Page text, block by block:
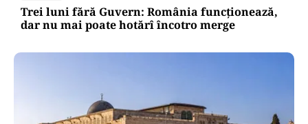
Trei luni fără Guvern: România funcționează,
dar nu mai poate hotărî încotro merge